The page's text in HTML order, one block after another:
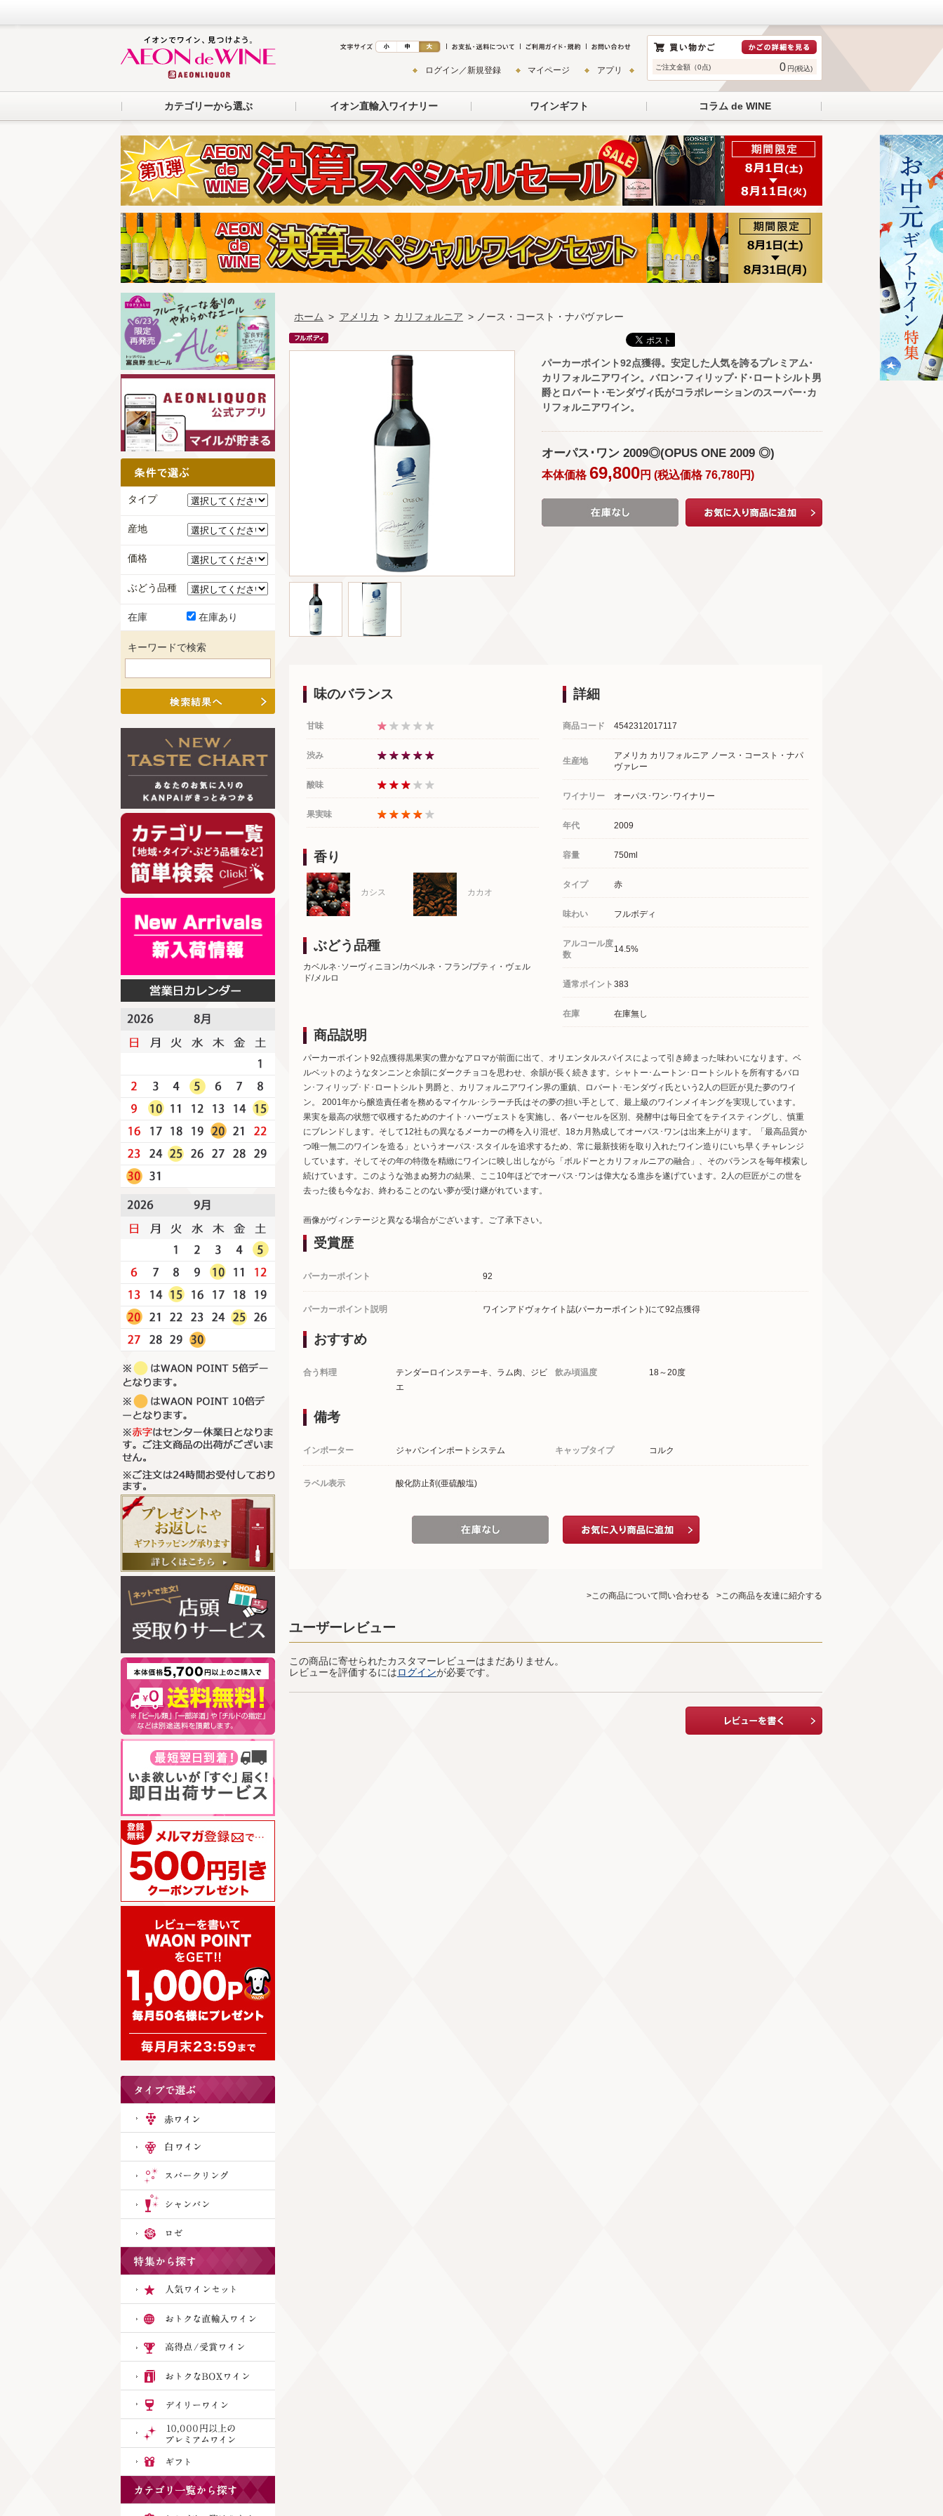
ご注文金額（0点) 0 円(税込)
ログイン／新規登録 マイページ アプリ
カテゴリーから選ぶ イオン直輸入ワイナリー ワインギフト コラム de WINE
ホーム > アメリカ > カリフォルニア > ノース・コースト・ナパヴァレー
パーカーポイント92点獲得。安定した人気を誇るプレミアム･
カリフォルニアワイン。バロン･フィリップ･ド･ロートシルト男
爵とロバート･モンダヴィ氏がコラボレーションのスーパー･カ
リフォルニアワイン。
オーパス･ワン 2009◎(OPUS ONE 2009 ◎)
本体価格69,800円 (税込価格76,780円)
詳細
商品コード 4542312017117
生産地
アメリカ カリフォルニア ノース・コースト・ナパ
ヴァレー
ワイナリー オーパス･ワン･ワイナリー
年代 2009
容量 750ml
タイプ 赤
味わい フルボディ
アルコール度
数
14.5%
通常ポイント 383
在庫 在庫無し
味のバランス
甘味
渋み
酸味
果実味
香り
カシス カカオ
ぶどう品種
カベルネ･ソーヴィニヨン/カベルネ・フラン/プティ・ヴェル
ド/メルロ
商品説明
パーカーポイント92点獲得黒果実の豊かなアロマが前面に出て、オリエンタルスパイスによって引き締まった味わいになります。ベ
ルベットのようなタンニンと余韻にダークチョコを思わせ、余韻が長く続きます。シャトー･ムートン･ロートシルトを所有するバロ
ン･フィリップ･ド･ロートシルト男爵と、カリフォルニアワイン界の重鎮、ロバート･モンダヴィ氏という2人の巨匠が見た夢のワイ
ン。 2001年から醸造責任者を務めるマイケル･シラーチ氏はその夢の担い手として、最上級のワインメイキングを実現しています。
果実を最高の状態で収穫するためのナイト･ハーヴェストを実施し、各パーセルを区別、発酵中は毎日全てをテイスティングし、慎重
にブレンドします。そして12社もの異なるメーカーの樽を入り混ぜ、18カ月熟成してオーパス･ワンは出来上がります。「最高品質か
つ唯一無二のワインを造る」というオーパス･スタイルを追求するため、常に最新技術を取り入れたワイン造りにいち早くチャレンジ
しています。そしてその年の特徴を精緻にワインに映し出しながら「ボルドーとカリフォルニアの融合」、そのバランスを毎年模索し
続けています。このような弛まぬ努力の結果、ここ10年ほどでオーパス･ワンは偉大なる進歩を遂げています。2人の巨匠がこの世を
去った後も今なお、終わることのない夢が受け継がれています。
画像がヴィンテージと異なる場合がございます。ご了承下さい。
受賞歴
パーカーポイント 92
パーカーポイント説明 ワインアドヴォケイト誌(パーカーポイント)にて92点獲得
おすすめ
合う料理
テンダーロインステーキ、ラム肉、ジビ
エ
飲み頃温度 18～20度
備考
インポーター ジャパンインポートシステム キャップタイプ コルク
ラベル表示 酸化防止剤(亜硫酸塩)
>この商品について問い合わせる >この商品を友達に紹介する
ユーザーレビュー
この商品に寄せられたカスタマーレビューはまだありません。
レビューを評価するにはログインが必要です。
タイプ
産地
価格
ぶどう品種
在庫 在庫あり
キーワードで検索